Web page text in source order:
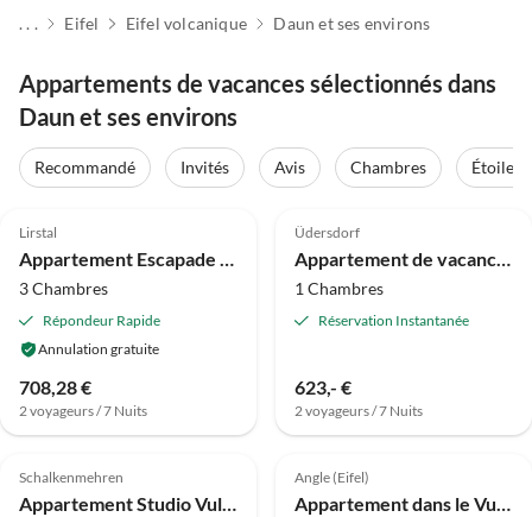
. . . Eifel Eifel volcanique Daun et ses environs
Appartements de vacances sélectionnés dans
Daun et ses environs
Recommandé Invités Avis Chambres
Étoiles
Lirstal
Appartement Escapade en famille à Lirstal
3 Chambres
Répondeur Rapide
Annulation gratuite
708,28 €
2 voyageurs / 7 Nuits
Üdersdorf
Appartement de vacances Eifelblick Liesertal
1 Chambres
Réservation Instantanée
623,- €
2 voyageurs / 7 Nuits
Schalkenmehren
Appartement Studio Vulkanhöhe
Angle (Eifel)
Appartement dans le Vulkaneifel